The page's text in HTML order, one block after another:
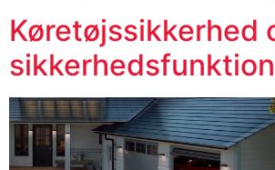
Køretøjssikkerhed